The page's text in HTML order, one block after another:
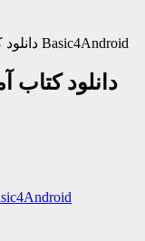
دانلود کتاب آموزش برنامه نویسی اندروید با Basic4Android
دانلود کتاب